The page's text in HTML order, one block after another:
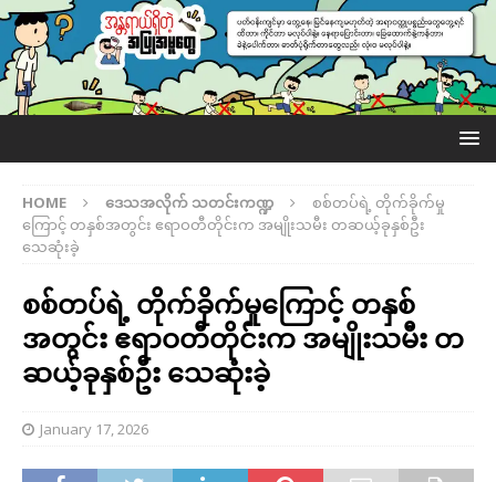
HOME ဒေသအလိုက် သတင်းကဏ္ဍ
စစ်တပ်ရဲ့ တိုက်ခိုက်မှု
ကြောင့် တနှစ်အတွင်း ဧရာဝတီတိုင်းက အမျိုးသမီး တဆယ့်ခုနှစ်ဦး
သေဆုံးခဲ့
စစ်တပ်ရဲ့ တိုက်ခိုက်မှုကြောင့် တနှစ်
အတွင်း ဧရာဝတီတိုင်းက အမျိုးသမီး တ
ဆယ့်ခုနှစ်ဦး သေဆုံးခဲ့
January 17, 2026